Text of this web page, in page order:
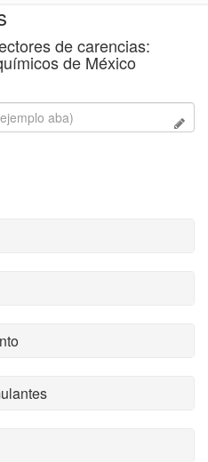
de carencias:
de México